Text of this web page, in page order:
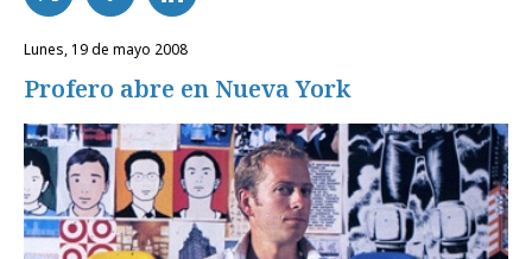
lunes, 19 de mayo 2008
Profero abre en Nueva York